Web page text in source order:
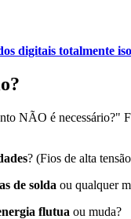
digitais totalmente
NÃO é necessário?"
? (Fios de alta
de solda ou qualquer
flutua ou muda?